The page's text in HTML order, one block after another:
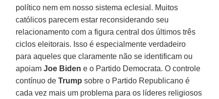
político nem em nosso sistema eclesial. Muitos
católicos parecem estar reconsiderando seu
relacionamento com a figura central dos últimos três
ciclos eleitorais. Isso é especialmente verdadeiro
para aqueles que claramente não se identificam ou
apoiamJoe Biden e o Partido Democrata. O controle
contínuo deTrump sobre o Partido Republicano é
cada vez mais um problema para os líderes religiosos